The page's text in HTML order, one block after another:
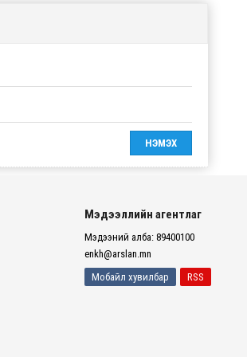
Мэдээллийн агентлаг
Мэдээний алба: 89400100
enkh@arslan.mn
Мобайл хувилбар
RSS